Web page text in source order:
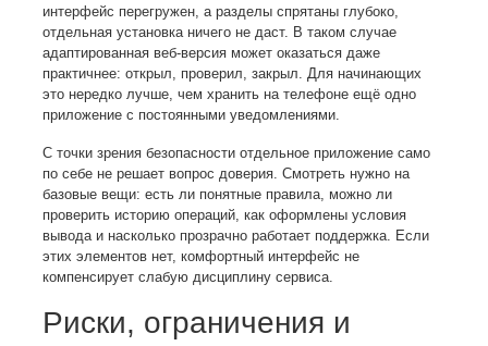
интерфейс перегружен, а разделы спрятаны глубоко,
отдельная установка ничего не даст. В таком случае
адаптированная веб-версия может оказаться даже
практичнее: открыл, проверил, закрыл. Для начинающих
это нередко лучше, чем хранить на телефоне ещё одно
приложение с постоянными уведомлениями.
С точки зрения безопасности отдельное приложение само
по себе не решает вопрос доверия. Смотреть нужно на
базовые вещи: есть ли понятные правила, можно ли
проверить историю операций, как оформлены условия
вывода и насколько прозрачно работает поддержка. Если
этих элементов нет, комфортный интерфейс не
компенсирует слабую дисциплину сервиса.
Риски, ограничения и